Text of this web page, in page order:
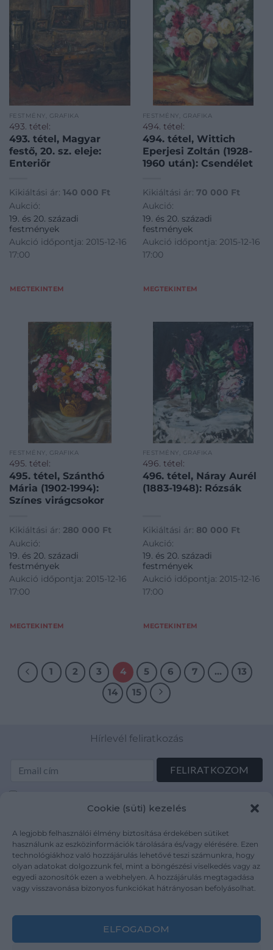
Cookie (süti) kezelés
A legjobb felhasználói élmény biztosítása érdekében sütiket
használunk az eszközinformációk tárolására és/vagy elérésére. Ezen
technológiákhoz való hozzájárulás lehetővé teszi számunkra, hogy
olyan adatokat dolgozzunk fel, mint a böngészési viselkedés vagy az
egyedi azonosítók ezen a webhelyen. A hozzájárulás megtagadása
vagy visszavonása bizonyos funkciókat hátrányosan befolyásolhat.
ELFOGADOM
FESTMÉNY, GRAFIKA
493. tétel:
493. tétel, Magyar
festő, 20. sz. eleje:
Enteriőr
Kikiáltási ár: 140 000 Ft
Aukció:
19. és 20. századi
festmények
Aukció időpontja: 2015-12-16
17:00
MEGTEKINTEM
FESTMÉNY, GRAFIKA
494. tétel:
494. tétel, Wittich
Eperjesi Zoltán (1928-
1960 után): Csendélet
Kikiáltási ár: 70 000 Ft
Aukció:
19. és 20. századi
festmények
Aukció időpontja: 2015-12-16
17:00
MEGTEKINTEM
FESTMÉNY, GRAFIKA
495. tétel:
495. tétel, Szánthó
Mária (1902-1994):
Színes virágcsokor
Kikiáltási ár: 280 000 Ft
Aukció:
19. és 20. századi
festmények
Aukció időpontja: 2015-12-16
17:00
MEGTEKINTEM
FESTMÉNY, GRAFIKA
496. tétel:
496. tétel, Náray Aurél
(1883-1948): Rózsák
Kikiáltási ár: 80 000 Ft
Aukció:
19. és 20. századi
festmények
Aukció időpontja: 2015-12-16
17:00
MEGTEKINTEM
1 2 3 4 5 6 7 …
13
14
15
Hírlevél feliratkozás
mutargy.com/adatkezelesi-tajekoztato/
Rólunk
Médiaajánlat
Karrier
Kapcsolat
Áraink
ÁSZF
Adatvédelem
Impresszum
Kövesse a műtárgy.com-ot